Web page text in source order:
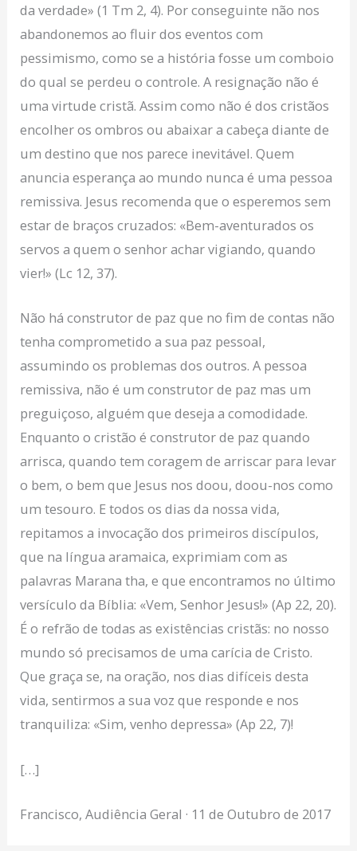
da verdade» (1 Tm 2, 4). Por conseguinte não nos
abandonemos ao fluir dos eventos com
pessimismo, como se a história fosse um comboio
do qual se perdeu o controle. A resignação não é
uma virtude cristã. Assim como não é dos cristãos
encolher os ombros ou abaixar a cabeça diante de
um destino que nos parece inevitável. Quem
anuncia esperança ao mundo nunca é uma pessoa
remissiva. Jesus recomenda que o esperemos sem
estar de braços cruzados: «Bem-aventurados os
servos a quem o senhor achar vigiando, quando
vier!» (Lc 12, 37).
Não há construtor de paz que no fim de contas não
tenha comprometido a sua paz pessoal,
assumindo os problemas dos outros. A pessoa
remissiva, não é um construtor de paz mas um
preguiçoso, alguém que deseja a comodidade.
Enquanto o cristão é construtor de paz quando
arrisca, quando tem coragem de arriscar para levar
o bem, o bem que Jesus nos doou, doou-nos como
um tesouro. E todos os dias da nossa vida,
repitamos a invocação dos primeiros discípulos,
que na língua aramaica, exprimiam com as
palavras Marana tha, e que encontramos no último
versículo da Bíblia: «Vem, Senhor Jesus!» (Ap 22, 20).
É o refrão de todas as existências cristãs: no nosso
mundo só precisamos de uma carícia de Cristo.
Que graça se, na oração, nos dias difíceis desta
vida, sentirmos a sua voz que responde e nos
tranquiliza: «Sim, venho depressa» (Ap 22, 7)!
[…]
Francisco, Audiência Geral · 11 de Outubro de 2017